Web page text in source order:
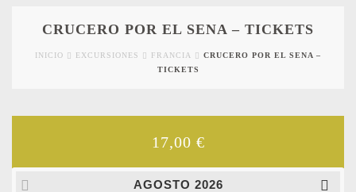
CRUCERO POR EL SENA – TICKETS
INICIO EXCURSIONES FRANCIA
CRUCERO POR EL SENA –
TICKETS
17,00 €
AGOSTO 2026